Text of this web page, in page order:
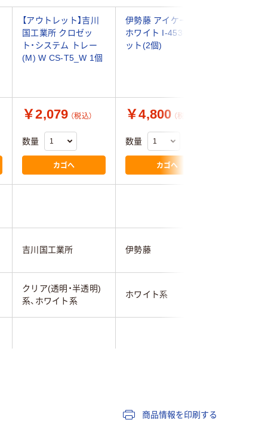
【アウトレット】吉川
国工業所 クロゼッ
ト・システム トレー
(M) W CS-T5_W 1個
伊勢藤 アイケースS
ホワイト I-453-1 1セ
ット(2個)
￥2,079 （税込）
数量
カゴへ
￥4,800 （税込）
数量
カゴへ
吉川国工業所 伊勢藤
クリア(透明・半透明)
系、ホワイト系
ホワイト系
商品情報を印刷する